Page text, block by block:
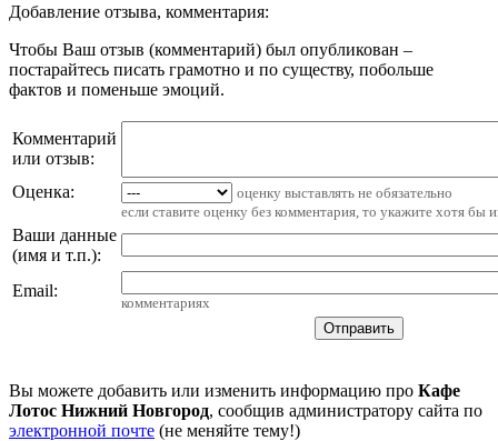
Добавление отзыва, комментария:
Чтобы Ваш отзыв (комментарий) был опубликован –
постарайтесь писать грамотно и по существу, побольше
фактов и поменьше эмоций.
Комментарий
или отзыв:
Оценка:
оценку выставлять не обязательно
если ставите оценку без комментария, то укажите хотя бы
Ваши данные
(имя и т.п.):
Email:
комментариях
Вы можете добавить или изменить информацию про Кафе
Лотос Нижний Новгород, сообщив администратору сайта по
электронной почте (не меняйте тему!)